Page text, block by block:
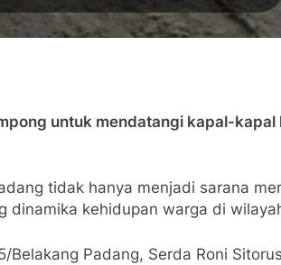
untuk mendatangi kapal-kapal
tidak hanya menjadi sarana
dinamika kehidupan warga di
Padang, Serda Roni